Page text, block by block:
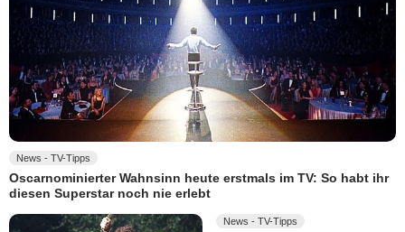
News - TV-Tipps
Oscarnominierter Wahnsinn heute erstmals im TV: So habt ihr
diesen Superstar noch nie erlebt
News - TV-Tipps